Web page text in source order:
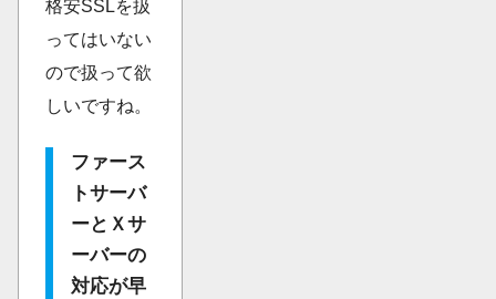
格安SSLを扱
ってはいない
ので扱って欲
しいですね。
ファース
トサーバ
ーとＸサ
ーバーの
対応が早